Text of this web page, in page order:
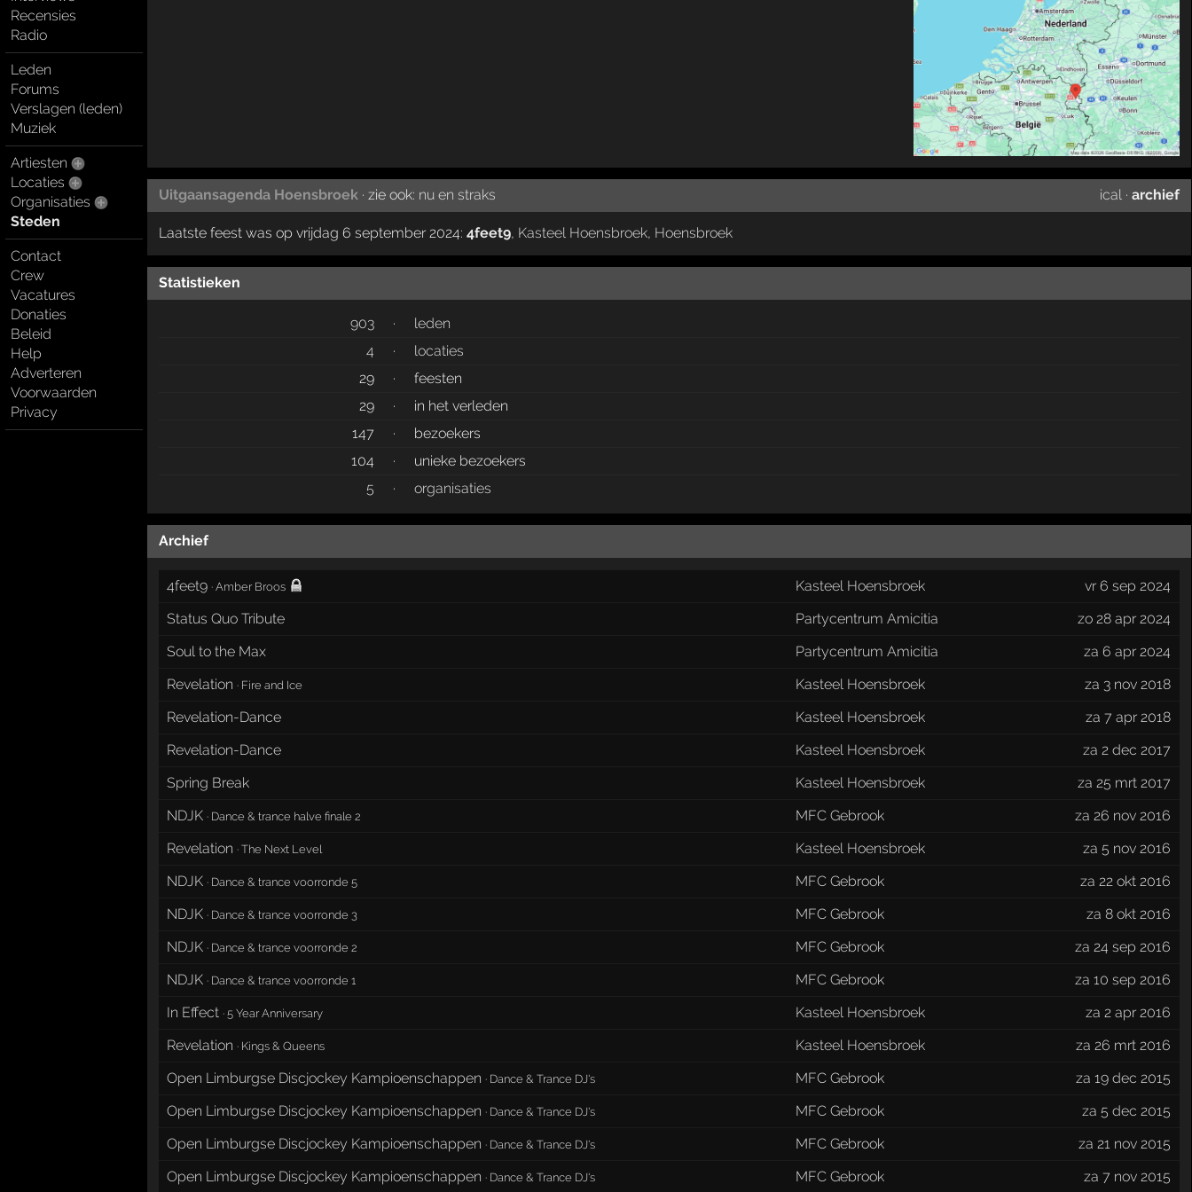
Recensies
Radio
Leden
Forums
Verslagen (leden)
Muziek
Artiesten
Locaties
Organisaties
Steden
Contact
Crew
Vacatures
Donaties
Beleid
Help
Adverteren
Voorwaarden
Privacy
Uitgaansagenda Hoensbroek· zie ook: nu en straks ical ·archief
Laatste feest was op vrijdag 6 september 2024: 4feet9, Kasteel Hoensbroek, Hoensbroek
Statistieken
903 ·
leden
4
·
locaties
29
·
feesten
29
·
in het verleden
147
·
bezoekers
104
·
unieke bezoekers
5
· organisaties
Archief
4feet9 ·Amber Broos Kasteel Hoensbroek
vr 6 sep 2024
Status Quo Tribute
Partycentrum Amicitia
zo 28 apr 2024
Soul to the Max
Partycentrum Amicitia
za 6 apr 2024
Revelation · Fire and Ice Kasteel Hoensbroek
za 3 nov 2018
Revelation-Dance
Kasteel Hoensbroek
za 7 apr 2018
Revelation-Dance
Kasteel Hoensbroek
za 2 dec 2017
Spring Break
Kasteel Hoensbroek
za 25 mrt 2017
NDJK · Dance & trance halve finale 2 MFC Gebrook
za 26 nov 2016
Revelation ·The Next Level Kasteel Hoensbroek
za 5 nov 2016
NDJK · Dance & trance voorronde 5 MFC Gebrook
za 22 okt 2016
NDJK · Dance & trance voorronde 3 MFC Gebrook
za 8 okt 2016
NDJK · Dance & trance voorronde 2 MFC Gebrook
za 24 sep 2016
NDJK · Dance & trance voorronde 1 MFC Gebrook
za 10 sep 2016
In Effect ·5 Year Anniversary Kasteel Hoensbroek
za 2 apr 2016
Revelation · Kings & Queens Kasteel Hoensbroek
za 26 mrt 2016
Open Limburgse Discjockey Kampioenschappen · Dance & Trance DJ's MFC Gebrook
za 19 dec 2015
Open Limburgse Discjockey Kampioenschappen · Dance & Trance DJ's MFC Gebrook
za 5 dec 2015
Open Limburgse Discjockey Kampioenschappen · Dance & Trance DJ's MFC Gebrook
za 21 nov 2015
Open Limburgse Discjockey Kampioenschappen · Dance & Trance DJ's MFC Gebrook za 7 nov 2015